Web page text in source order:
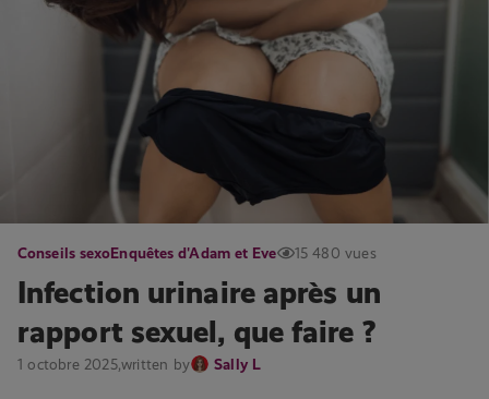
Conseils sexoEnquêtes d'Adam et Eve 15 480 vues
Infection urinaire après un
rapport sexuel, que faire ?
1 octobre 2025,written by Sally L